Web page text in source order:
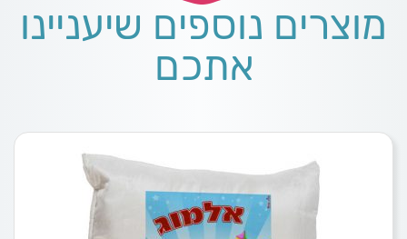
מוצרים נוספים שיעניינו
אתכם